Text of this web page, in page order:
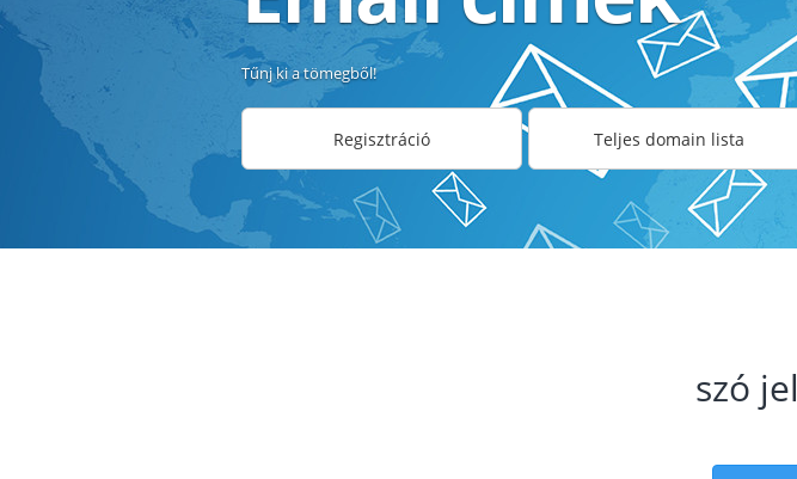
Tűnj ki a tömegből!
Regisztráció Teljes domain lista
szó